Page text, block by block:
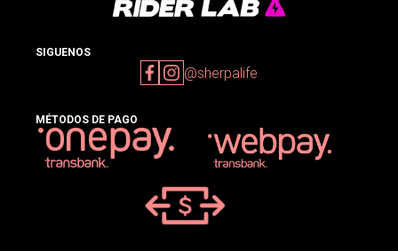
SIGUENOS
@sherpalife
MÉTODOS DE PAGO